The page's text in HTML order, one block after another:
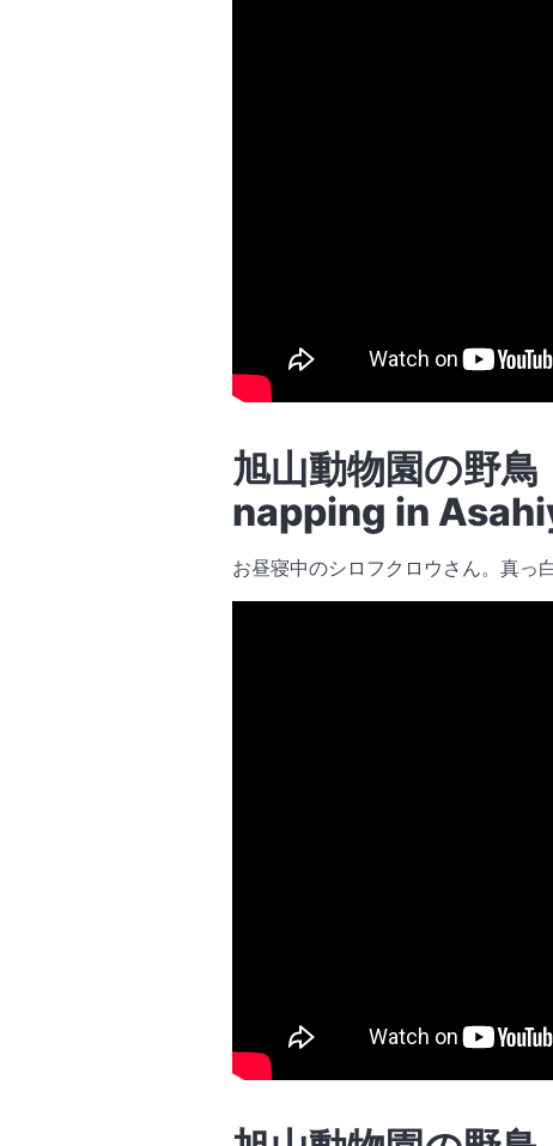
旭山動物園の野
napping in
お昼寝中のシロフクロウさん。真っ